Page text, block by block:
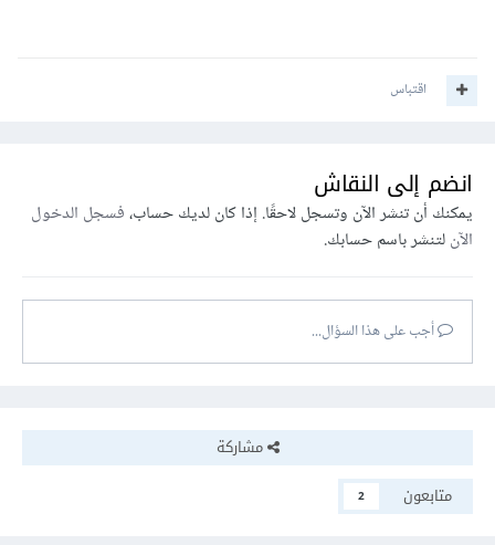
اقتباس
انضم إلى النقاش
يمكنك أن تنشر الآن وتسجل لاحقًا. إذا كان لديك حساب،فسجل الدخول
الآنلتنشر باسم حسابك.
أجب على هذا السؤال...
مشاركة
متابعون
2